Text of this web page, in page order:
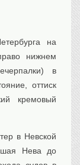
на
нижнем
в
оттиск
кремовый
в Невской
Нева до